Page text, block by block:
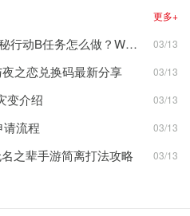
摧毁对应的建筑物；
完成关卡之后就可以获得更多的奖
己的直升机进行升级；
具物品，玩家可以拾取这些道具物
，玩家在游戏中可以通过破坏来
，游戏中有着不同的升级方向等
更多+
魔兽世界怀旧服石爪山脉隐秘行动B任务怎么做？WOW怀旧服风险投资公司函件在哪儿？ 03/13
之恋兑换码最新分享 03/13
变介绍 03/13
请流程 03/13
之辈手游简离打法攻略 03/13